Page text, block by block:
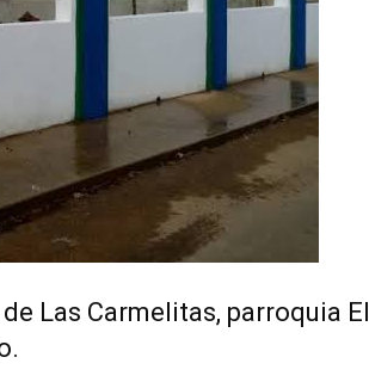
Las Carmelitas, parroquia El